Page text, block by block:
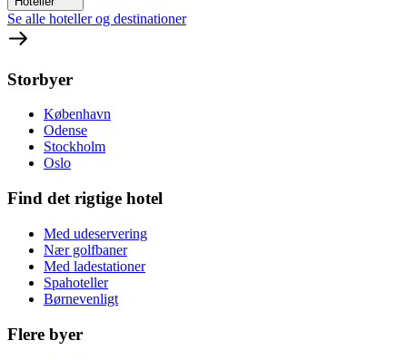
Se alle hoteller og destinationer
Storbyer
København
Odense
Stockholm
Oslo
Find det rigtige hotel
Med udeservering
Nær golfbaner
Med ladestationer
Spahoteller
Børnevenligt
Flere byer